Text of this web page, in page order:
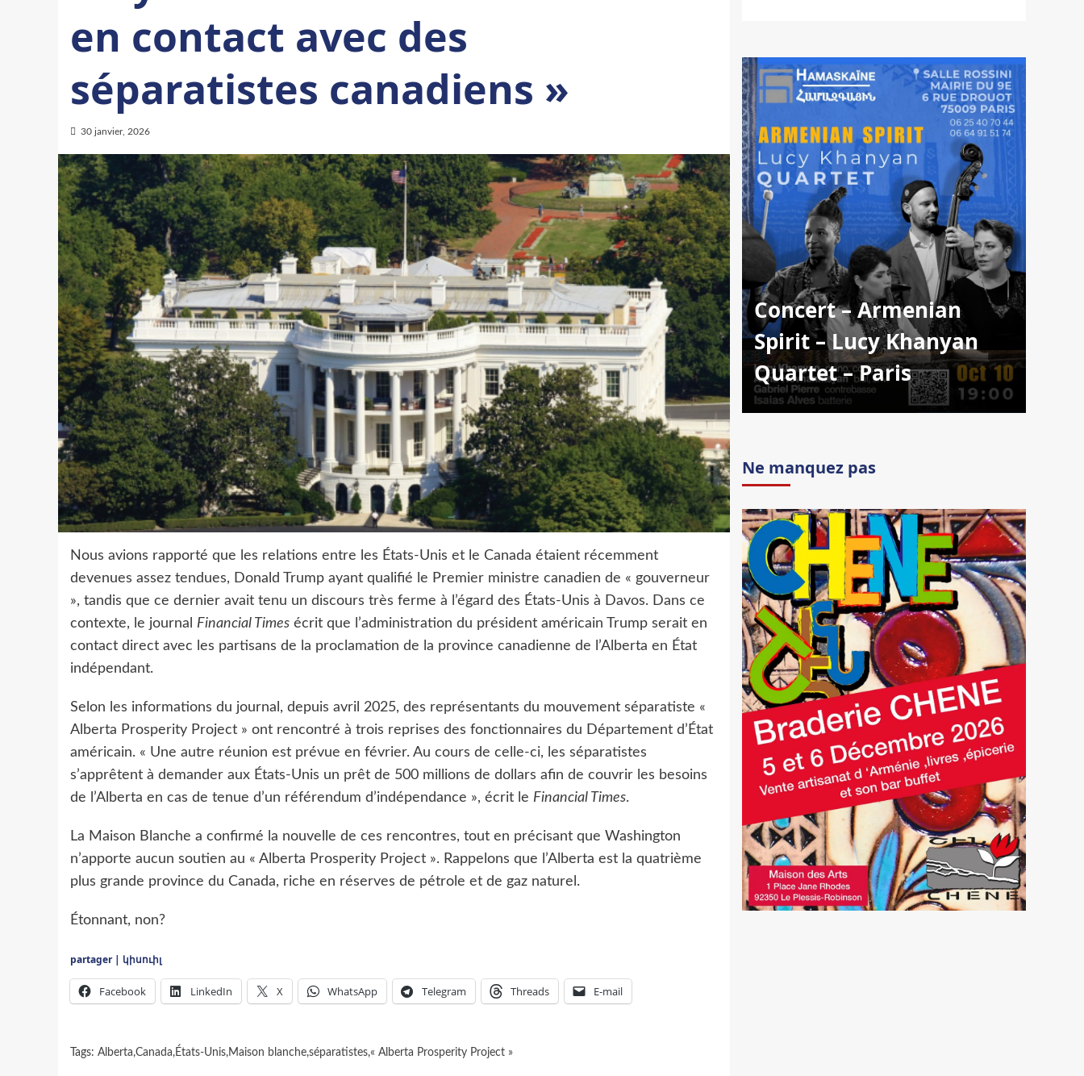
en contact avec des
séparatistes canadiens »
30 janvier, 2026
Nous avions rapporté que les relations entre les États-Unis et le Canada étaient récemment
devenues assez tendues, Donald Trump ayant qualifié le Premier ministre canadien de « gouverneur
», tandis que ce dernier avait tenu un discours très ferme à l’égard des États-Unis à Davos. Dans ce
contexte, le journal Financial Times écrit que l’administration du président américain Trump serait en
contact direct avec les partisans de la proclamation de la province canadienne de l’Alberta en État
indépendant.
Selon les informations du journal, depuis avril 2025, des représentants du mouvement séparatiste «
Alberta Prosperity Project » ont rencontré à trois reprises des fonctionnaires du Département d’État
américain. « Une autre réunion est prévue en février. Au cours de celle-ci, les séparatistes
s’apprêtent à demander aux États-Unis un prêt de 500 millions de dollars afin de couvrir les besoins
de l’Alberta en cas de tenue d’un référendum d’indépendance », écrit le Financial Times.
La Maison Blanche a confirmé la nouvelle de ces rencontres, tout en précisant que Washington
n’apporte aucun soutien au « Alberta Prosperity Project ». Rappelons que l’Alberta est la quatrième
plus grande province du Canada, riche en réserves de pétrole et de gaz naturel.
Étonnant, non?
partager | կիսուիլ
Facebook LinkedIn X WhatsApp Telegram Threads E-mail
Tags: Alberta,Canada,États-Unis,Maison blanche,séparatistes,« Alberta Prosperity Project »
Concert – Armenian
Spirit – Lucy Khanyan
Quartet – Paris
Ne manquez pas